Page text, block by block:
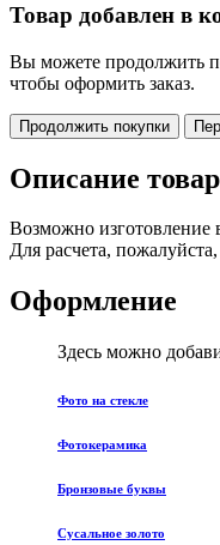
Товар добавлен в
Вы можете продолжить
чтобы оформить заказ.
Продолжить покупки
Описание
Возможно изготовление
Для расчета,
Оформление
Здесь можно
Фото на стекле
Фотокерамика
Бронзовые буквы
Сусальное золото